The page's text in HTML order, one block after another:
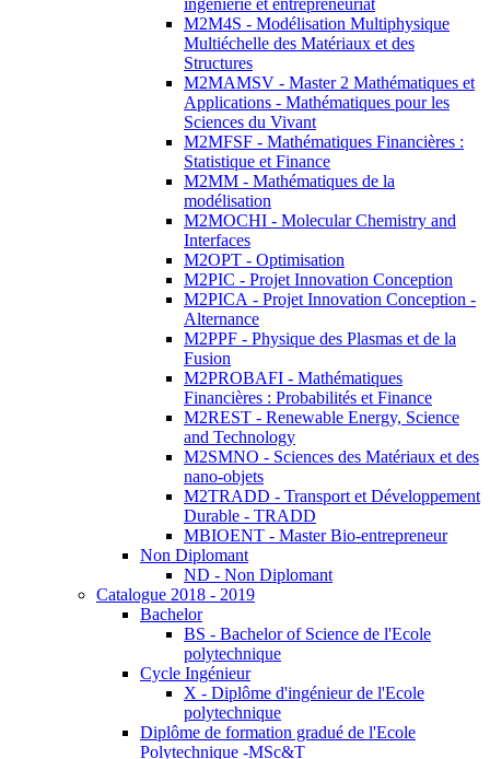
ingénierie et entrepreneuriat
M2M4S - Modélisation Multiphysique
Multiéchelle des Matériaux et des
Structures
M2MAMSV - Master 2 Mathématiques et
Applications - Mathématiques pour les
Sciences du Vivant
M2MFSF - Mathématiques Financières :
Statistique et Finance
M2MM - Mathématiques de la
modélisation
M2MOCHI - Molecular Chemistry and
Interfaces
M2OPT - Optimisation
M2PIC - Projet Innovation Conception
M2PICA - Projet Innovation Conception -
Alternance
M2PPF - Physique des Plasmas et de la
Fusion
M2PROBAFI - Mathématiques
Financières : Probabilités et Finance
M2REST - Renewable Energy, Science
and Technology
M2SMNO - Sciences des Matériaux et des
nano-objets
M2TRADD - Transport et Développement
Durable - TRADD
MBIOENT - Master Bio-entrepreneur
Non Diplomant
ND - Non Diplomant
Catalogue 2018 - 2019
Bachelor
BS - Bachelor of Science de l'Ecole
polytechnique
Cycle Ingénieur
X - Diplôme d'ingénieur de l'Ecole
polytechnique
Diplôme de formation gradué de l'Ecole
Polytechnique -MSc&T